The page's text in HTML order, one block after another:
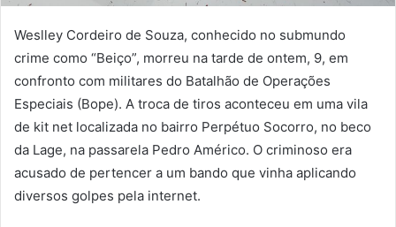
Weslley Cordeiro de Souza, conhecido no submundo
crime como “Beiço”, morreu na tarde de ontem, 9, em
confronto com militares do Batalhão de Operações
Especiais (Bope). A troca de tiros aconteceu em uma vila
de kit net localizada no bairro Perpétuo Socorro, no beco
da Lage, na passarela Pedro Américo. O criminoso era
acusado de pertencer a um bando que vinha aplicando
diversos golpes pela internet.